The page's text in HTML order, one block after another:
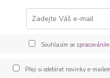
Souhlasím se
Přeji si odebírat novinky e-